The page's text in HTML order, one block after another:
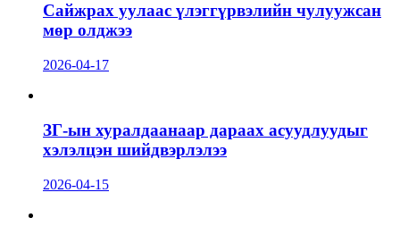
Сайжрах уулаас үлэггүрвэлийн чулуужсан
мөр олджээ
2026-04-17
ЗГ-ын хуралдаанаар дараах асуудлуудыг
хэлэлцэн шийдвэрлэлээ
2026-04-15